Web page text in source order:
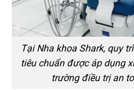
Tại Nha khoa Shark, quy
tiêu chuẩn được áp dụng
trường điều trị an